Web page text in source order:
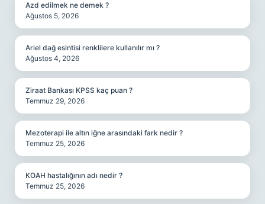
Azd edilmek ne demek ?
Ağustos 5, 2026
Ariel dağ esintisi renklilere kullanılır mı ?
Ağustos 4, 2026
Ziraat Bankası KPSS kaç puan ?
Temmuz 29, 2026
Mezoterapi ile altın iğne arasındaki fark nedir ?
Temmuz 25, 2026
KOAH hastalığının adı nedir ?
Temmuz 25, 2026